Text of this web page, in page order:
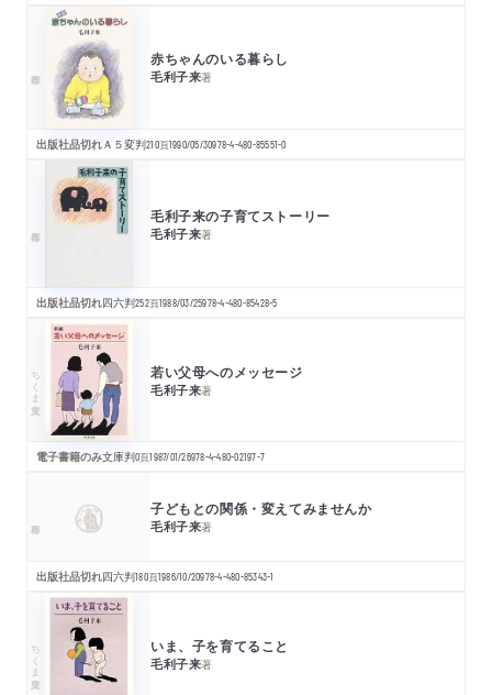
赤ちゃんのいる暮らし
毛利子来著
出版社品切れＡ５変判210頁1990/05/30978-4-480-85551-0
毛利子来の子育てストーリー
毛利子来著
出版社品切れ四六判252頁1988/03/25978-4-480-85428-5
ちくま文庫 若い父母へのメッセージ
毛利子来著
電子書籍のみ文庫判0頁1987/01/26978-4-480-02197-7
子どもとの関係・変えてみませんか
毛利子来著
出版社品切れ四六判180頁1986/10/20978-4-480-85343-1
ちくま文庫 いま、子を育てること
毛利子来著